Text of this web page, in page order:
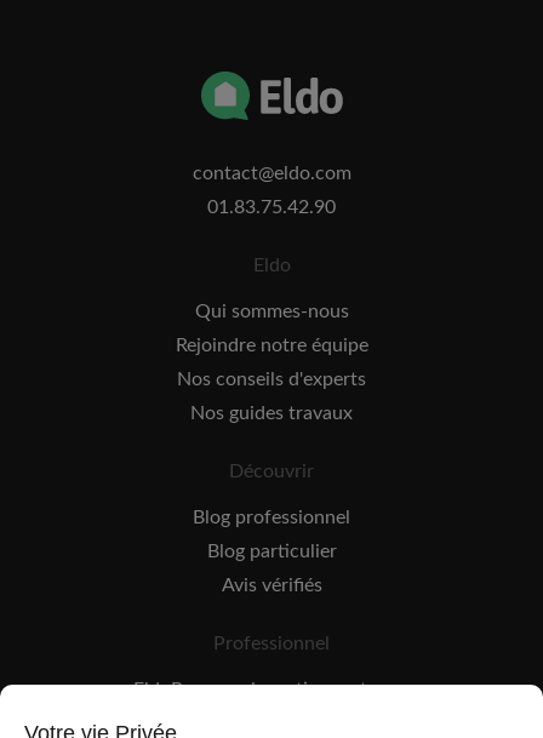
contact@eldo.com
01.83.75.42.90
Eldo
Qui sommes-nous
Rejoindre notre équipe
Nos conseils d'experts
Nos guides travaux
Découvrir
Blog professionnel
Blog particulier
Avis vérifiés
Professionnel
EldoPro pour les artisans et pros
EldoNetwork pour les réseaux, marques et industriels
Votre vie Privée